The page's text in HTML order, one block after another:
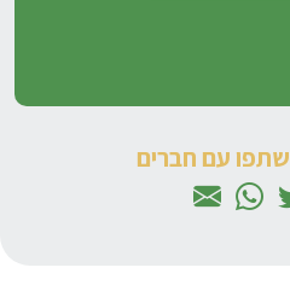
שתפו עם חברים